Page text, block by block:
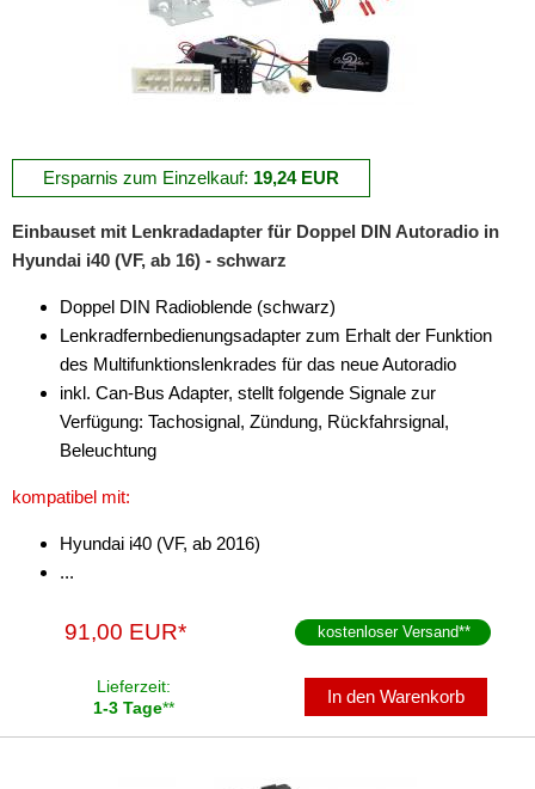
für Iveco
für Jaguar
für Jeep
für Kia
für Lancia
für Land Rover
für MAN
für Mercury
Ersparnis zum Einzelkauf: 19,24 EUR
Einbauset mit Lenkradadapter für Doppel DIN Autoradio in
Hyundai i40 (VF, ab 16) - schwarz
Doppel DIN Radioblende (schwarz)
Lenkradfernbedienungsadapter zum Erhalt der Funktion
des Multifunktionslenkrades für das neue Autoradio
inkl. Can-Bus Adapter, stellt folgende Signale zur
Verfügung: Tachosignal, Zündung, Rückfahrsignal,
Beleuchtung
kompatibel mit:
Hyundai i40 (VF, ab 2016)
...
91,00 EUR* kostenloser Versand**
Lieferzeit:
1-3 Tage**
In den Warenkorb